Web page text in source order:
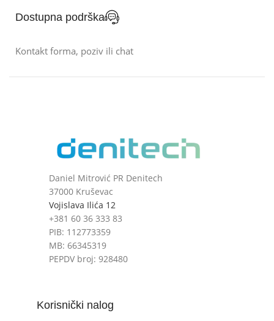
Dostupna podrška
Kontakt forma, poziv ili chat
Daniel Mitrović PR Denitech
37000 Kruševac
Vojislava Ilića 12
+381 60 36 333 83
PIB: 112773359
MB: 66345319
PEPDV broj: 928480
Korisnički nalog